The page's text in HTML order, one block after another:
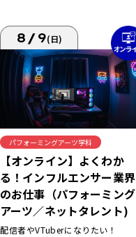
8/9(日)
パフォーミングアーツ学科
【オンライン】よくわか
る！インフルエンサー業界
のお仕事（パフォーミング
アーツ／ネットタレント)
配信者やVTuberになりたい！